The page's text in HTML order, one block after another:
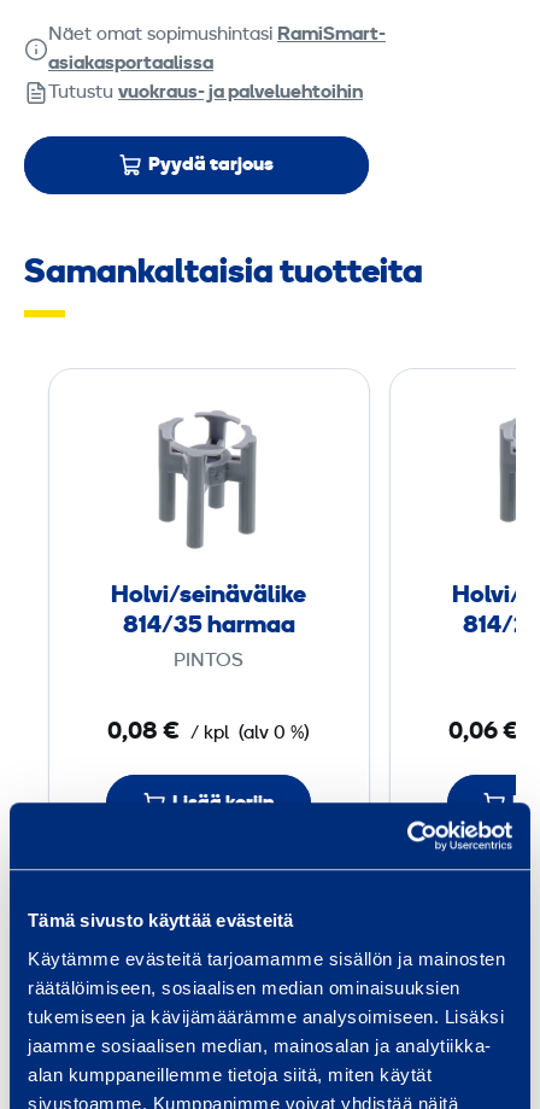
Tämä sivusto käyttää evästeitä
Käytämme evästeitä tarjoamamme sisällön ja mainosten
räätälöimiseen, sosiaalisen median ominaisuuksien
tukemiseen ja kävijämäärämme analysoimiseen. Lisäksi
jaamme sosiaalisen median, mainosalan ja analytiikka-
alan kumppaneillemme tietoja siitä, miten käytät
sivustoamme. Kumppanimme voivat yhdistää näitä
Näet omat sopimushintasi RamiSmart-
asiakasportaalissa
Tutustu vuokraus- ja palveluehtoihin
Pyydä tarjous
Samankaltaisia tuotteita
o
l
v
i
e
v
ä
l
k
1
3
5
Holvi/seinävälike
814/35 harmaa
PINTOS
0,08 € / kpl (alv 0 %)
Lisää koriin
Holvi/
814/
0,06 €
Palvelut
Talon rakentaminen